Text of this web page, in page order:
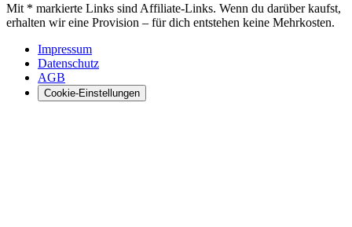
Mit * markierte Links sind Affiliate-Links. Wenn du darüber kaufst,
erhalten wir eine Provision – für dich entstehen keine Mehrkosten.
Impressum
Datenschutz
AGB
Cookie-Einstellungen